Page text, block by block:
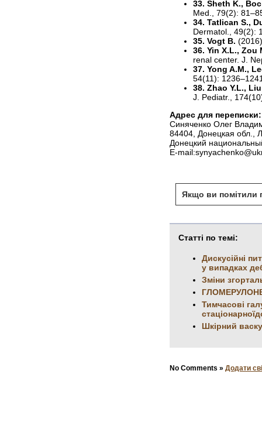
33. Sheth K.,
Med., 79(2):
34. Tatlican S.,
Dermatol., 49(2):
35. Vogt B.
36. Yin X.L., Zou
renal center. J.
37. Yong A.M.,
54(11):
38. Zhao Y.L.,
J. Pediatr.,
Адрес для переписки:
Синяченко Олег
84404, Донецкая обл.,
Донецкий
Е-
Якщо ви помітили
Статті по темі:
Дискусійні
у випадках
Зміни
Тимчасові
Шкірний
No Comments » Додати